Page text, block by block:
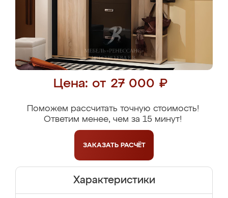
Цена: от 27 000 ₽
Поможем рассчитать точную стоимость!
Ответим менее, чем за 15 минут!
ЗАКАЗАТЬ РАСЧЁТ
Характеристики